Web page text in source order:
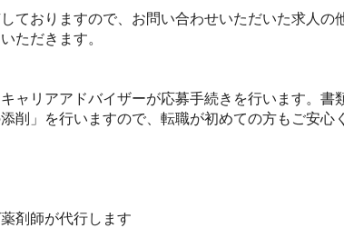
ておりますので、お問い合わせいただいた求人の
ただきます。
ャリアアドバイザーが応募手続きを行います。書
削」を行いますので、転職が初めての方もご安心
剤師が代行します